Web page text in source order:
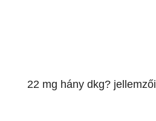
22 mg hány dkg? jellemzői